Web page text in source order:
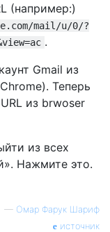
(например:)
mail/u/0/?
.
Gmail из
Теперь
из brwoser
из всех
Нажмите это.
— Омар Фарук Шариф
источник